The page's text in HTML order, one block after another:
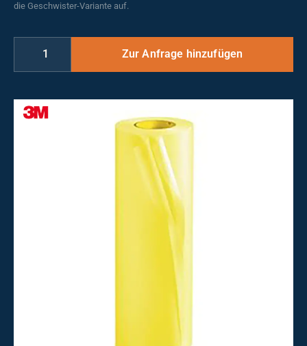
die Geschwister-Variante auf.